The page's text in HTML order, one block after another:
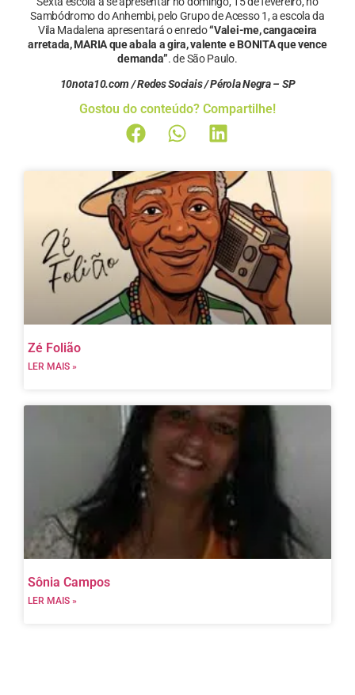
Sambódromo do Anhembi, pelo Grupo de Acesso 1, a escola da
Vila Madalena apresentará o enredo“Valei-me, cangaceira
arretada, MARIA que abala a gira, valente e BONITA que vence
demanda”. de São Paulo.
10nota10.com / Redes Sociais / Pérola Negra – SP
Gostou do conteúdo? Compartilhe!
Zé Folião
LER MAIS »
Sônia Campos
LER MAIS »